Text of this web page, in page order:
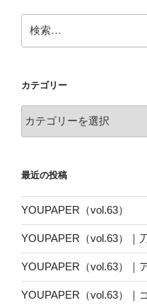
索:
カテゴリー
テ
ー
最近の投稿
YOUPAPER（vol.63）
YOUPAPER（vol.63）｜
YOUPAPER（vol.63）｜
YOUPAPER（vol.63）｜